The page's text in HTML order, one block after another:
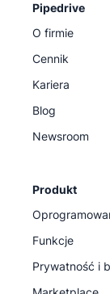
Pipedrive
O firmie
Cennik
Kariera
Blog
Newsroom
Produkt
Funkcje
Prywatność i